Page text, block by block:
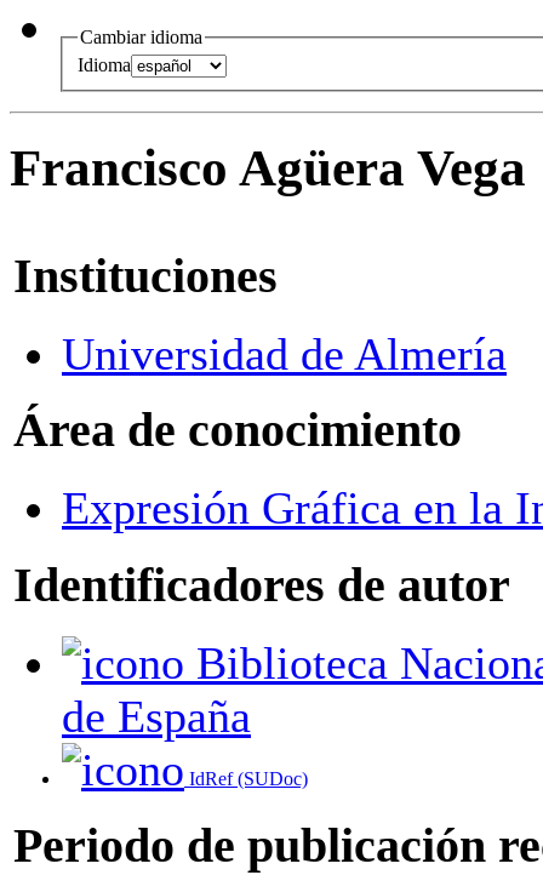
Cambiar idioma
Idioma
Francisco Agüera Vega
Instituciones
Universidad de Almería
Área de conocimiento
Expresión Gráfica en la
Identificadores de autor
de España
IdRef (SUDoc)
Periodo de publicación